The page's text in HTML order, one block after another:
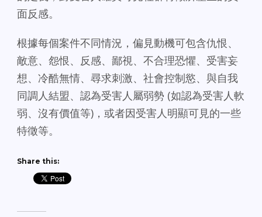
面反感。
根據每個案件不同情況，偏見動機可包含仇恨、
敵意、怨恨、反感、鄙視、不合理恐懼、受害妄
想、冷酷無情、尋求刺激、社會控制慾、與自我
同調人結盟、認為受害人屬弱勢 (如認為受害人軟
弱、沒有價值等)，或者因受害人明顯可見的一些
特徵等。
Share this: